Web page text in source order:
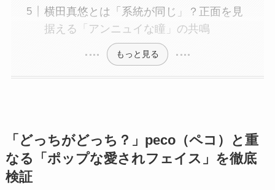
横田真悠とは「系統が同じ」？正面を見
据える「アンニュイな瞳」の共鳴
もっと見る
「どっちがどっち？」peco（ペコ）と重
なる「ポップな愛されフェイス」を徹底
検証